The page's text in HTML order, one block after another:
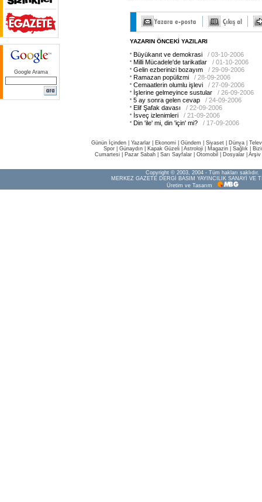
Google Arama
YAZARIN ÖNCEKİ YAZILARI
Büyükanıt ve demokrasi
/ 03-10-2006
Milli Mücadele'de tarikatlar
/ 01-10-2006
Gelin ezberinizi bozayım
/ 29-09-2006
Ramazan popülizmi
/ 28-09-2006
Cemaatlerin olumlu işlevi
/ 27-09-2006
İşlerine gelmeyince sustular
/ 26-09-2006
5 ay sonra gelen cevap
/ 24-09-2006
Elif Şafak davası
/ 22-09-2006
İsveç izlenimleri
/ 21-09-2006
Din 'ile' mi, din 'için' mi?
/ 17-09-2006
Günün İçinden Yazarlar Ekonomi Gündem Siyaset Dünya |
Spor
Günaydın Kapak Güzeli Astroloji Magazin Sağlık
Cumartesi
Pazar Sabah Sarı Sayfalar Otomobil Dosyalar Arşiv
Copyright © 2003, 2004 - Tüm hakları saklıdır.
MERKEZ GAZETE DERGİ BASIM YAYINCILIK SANAYİ VE
Üretim ve Tasarım